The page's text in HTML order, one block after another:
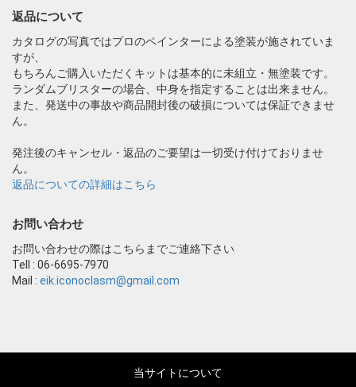
返品について
カタログの写真ではプロのペインターによる塗装が施されていま
すが、
もちろんご購入いただくキットは基本的に未組立・無塗装です。
ランダムブリスターの場合、中身を指定することは出来ません。
また、発送中の事故や商品開封後の破損については保証できませ
ん。
発注後のキャンセル・返品のご要望は一切受け付けておりませ
ん。
返品についての詳細はこちら
お問い合わせ
お問い合わせの際はこちらまでご連絡下さい
Tell : 06-6695-7970
Mail : eik.iconoclasm@gmail.com
当サイトについて